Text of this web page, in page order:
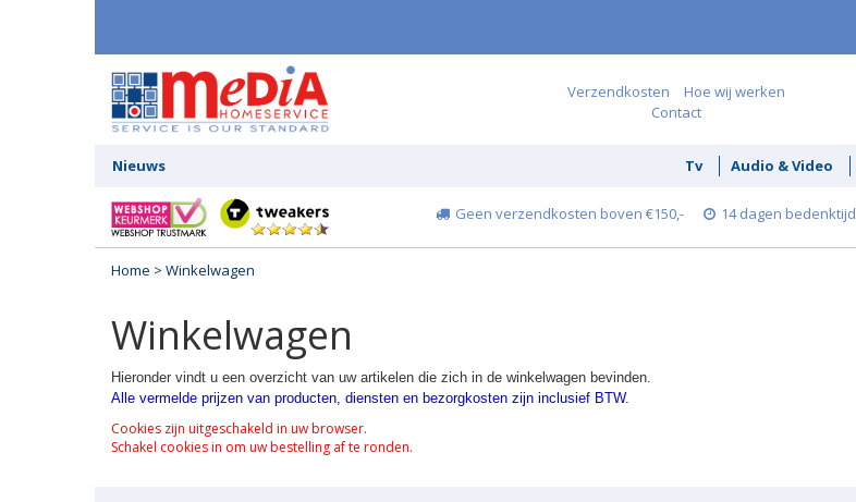
Verzendkosten
Hoe wij werken
Contact
Nieuws Tv Audio & Video
Geen verzendkosten boven €150,- 14 dagen bedenktijd
Home > Winkelwagen
Winkelwagen
Hieronder vindt u een overzicht van uw artikelen die zich in de winkelwagen bevinden.
Alle vermelde prijzen van producten, diensten en bezorgkosten zijn inclusief BTW.
Cookies zijn uitgeschakeld in uw browser.
Schakel cookies in om uw bestelling af te ronden.